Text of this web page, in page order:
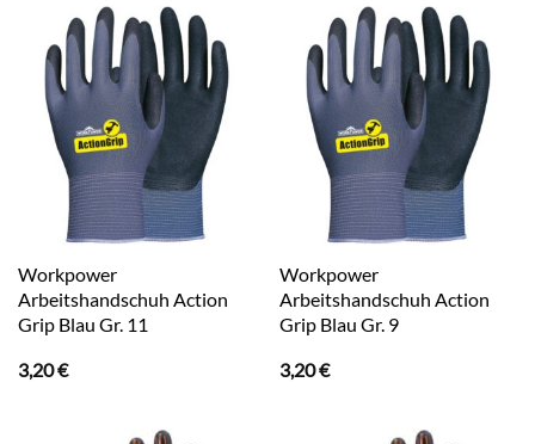
Workpower
Arbeitshandschuh Action
Grip Blau Gr. 11
3,20€
Workpower
Arbeitshandschuh Action
Grip Blau Gr. 9
3,20€